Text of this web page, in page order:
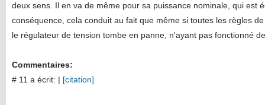
deux sens. Il en va de même pour sa puissance nominale, qui est
conséquence, cela conduit au fait que même si toutes les règles
le régulateur de tension tombe en panne, n'ayant pas fonctionné
Commentaires:
# 11 a écrit: | [citation]